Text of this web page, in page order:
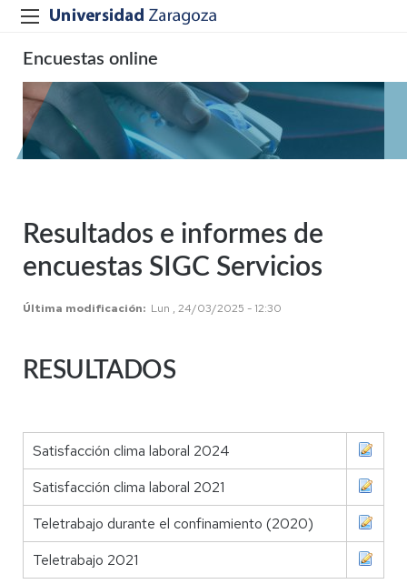
Encuestas online
Resultados e informes de
encuestas SIGC Servicios
Última modificación Lun , 24/03/2025 - 12:30
RESULTADOS
Satisfacción clima laboral 2024
Satisfacción clima laboral 2021
Teletrabajo durante el confinamiento (2020)
Teletrabajo 2021